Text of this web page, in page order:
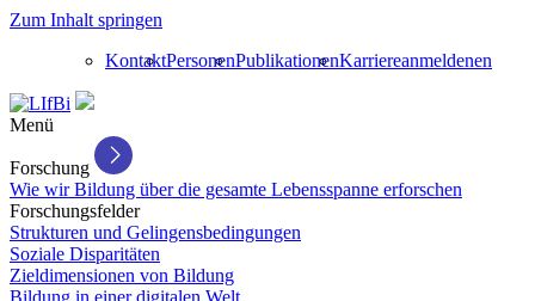
Zum Inhalt springen
KontaktPersonenPublikationenKarriereanmeldenen
Menü
Forschung
Wie wir Bildung über die gesamte Lebensspanne erforschen
Forschungsfelder
Strukturen und Gelingensbedingungen
Soziale Disparitäten
Zieldimensionen von Bildung
Bildung in einer digitalen Welt